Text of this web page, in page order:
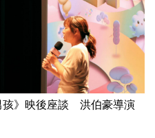
孩》映後座談 洪伯豪導演